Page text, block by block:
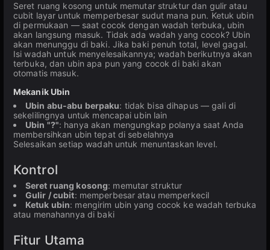
Seret ruang kosong untuk memutar struktur dan gulir atau
cubit layar untuk memperbesar sudut mana pun. Ketuk ubin
di permukaan — saat cocok dengan wadah terbuka, ubin
akan langsung masuk. Tidak ada wadah yang cocok? Ubin
akan menunggu di baki. Jika baki penuh total, level gagal.
Isi wadah untuk menyelesaikannya; wadah berikutnya akan
terbuka, dan ubin apa pun yang cocok di baki akan
otomatis masuk.
Mekanik Ubin
Ubin abu-abu berpaku: tidak bisa dihapus — gali di
sekelilingnya untuk mencapai ubin lain
Ubin "?": hanya akan mengungkap polanya saat Anda
membersihkan ubin tepat di sebelahnya
Selesaikan setiap wadah untuk menuntaskan level.
Kontrol
Seret ruang kosong: memutar struktur
Gulir / cubit: memperbesar atau memperkecil
Ketuk ubin: mengirim ubin yang cocok ke wadah terbuka
atau menahannya di baki
Fitur Utama